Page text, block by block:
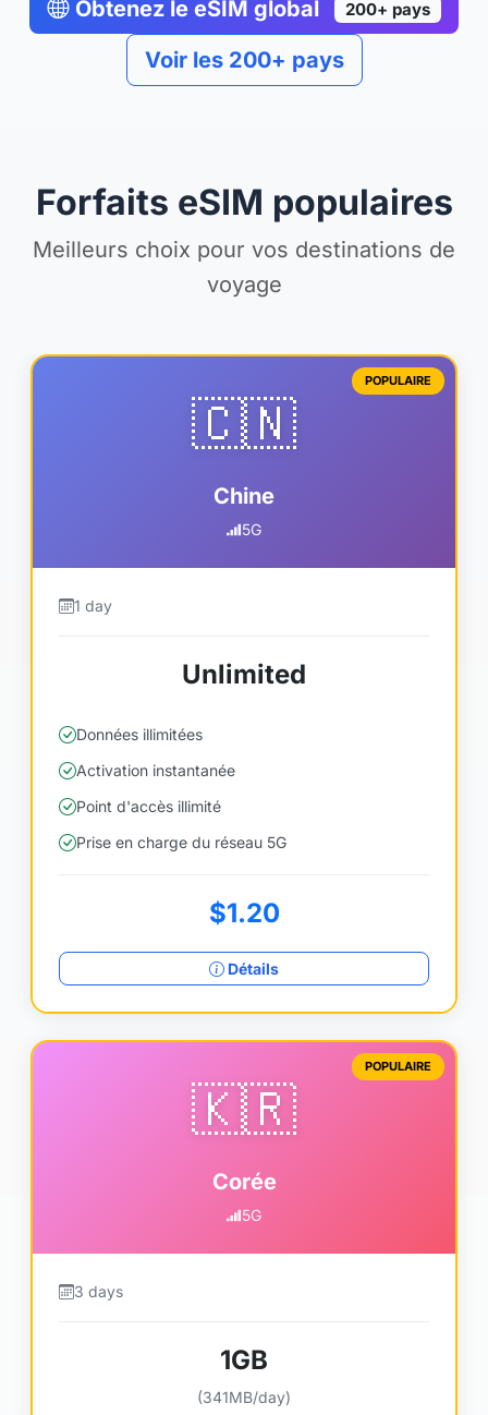
Obtenez le eSIM global 200+ pays
Voir les 200+ pays
Forfaits eSIM populaires
Meilleurs choix pour vos destinations de
voyage
POPULAIRE
🇨🇳
Chine
5G
1 day
Unlimited
Données illimitées
Activation instantanée
Point d'accès illimité
Prise en charge du réseau 5G
$1.20
Détails
POPULAIRE
🇰🇷
Corée
5G
3 days
1GB
(341MB/day)